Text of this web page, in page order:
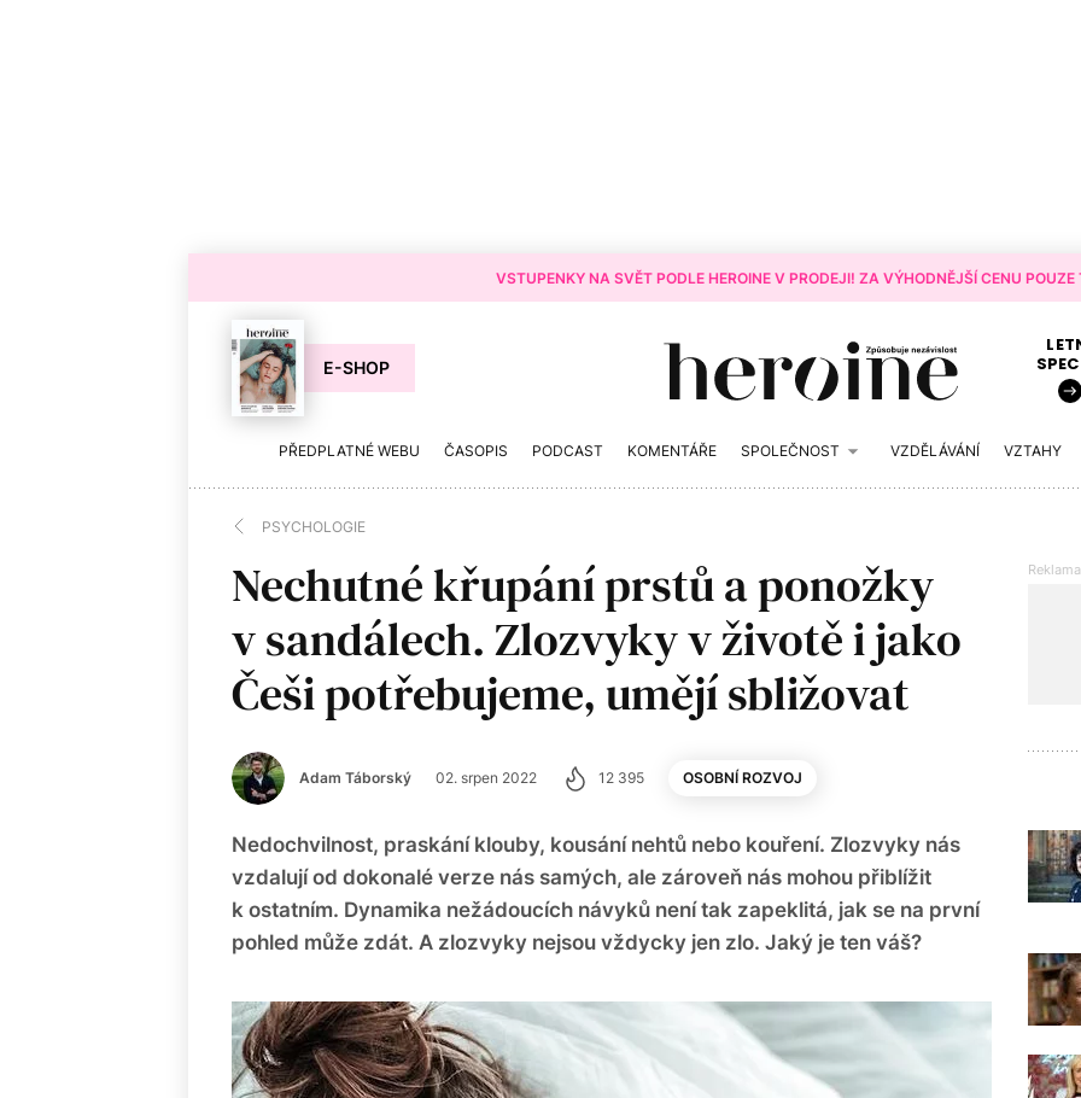
VSTUPENKY NA SVĚT PODLE HEROINE V PRODEJI! ZA VÝHODNĚJŠÍ CENU
E-SHOP
PŘEDPLATNÉ WEBU ČASOPIS PODCAST KOMENTÁŘE SPOLEČNOST VZDĚLÁVÁNÍ VZTAHY
PSYCHOLOGIE
Nechutné křupání prstů a ponožky
v sandálech. Zlozvyky v životě i jako
Češi potřebujeme, umějí sbližovat
Adam Táborský 02. srpen 2022 12 395 OSOBNÍ ROZVOJ
Nedochvilnost, praskání klouby, kousání nehtů nebo kouření. Zlozvyky nás
vzdalují od dokonalé verze nás samých, ale zároveň nás mohou přiblížit
k ostatním. Dynamika nežádoucích návyků není tak zapeklitá, jak se na první
pohled může zdát. A zlozvyky nejsou vždycky jen zlo. Jaký je ten váš?